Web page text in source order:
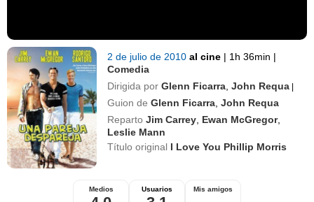
2 de julio de 2010al cine | 1h 36min |
Comedia
Dirigida por Glenn Ficarra ,John Requa |
Guion de Glenn Ficarra ,John Requa
Reparto Jim Carrey Ewan McGregor,
Leslie Mann
Título original I Love You Phillip Morris
Medios Usuarios Mis amigos